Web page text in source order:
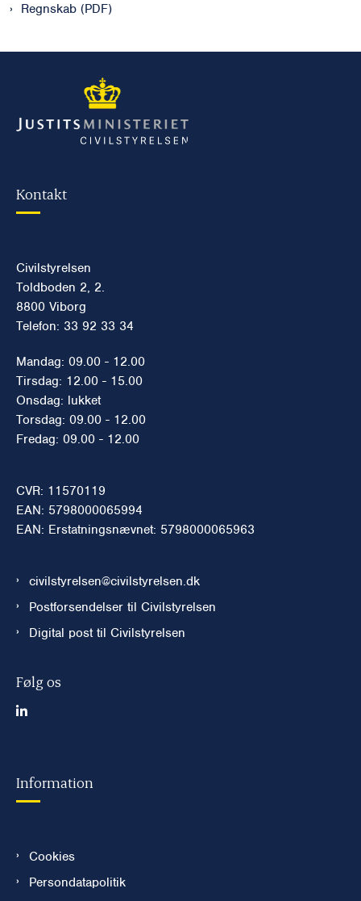
Regnskab (PDF)
Kontakt
Civilstyrelsen
Toldboden 2, 2.
8800 Viborg
Telefon: 33 92 33 34
Mandag: 09.00 - 12.00
Tirsdag: 12.00 - 15.00
Onsdag: lukket
Torsdag: 09.00 - 12.00
Fredag: 09.00 - 12.00
CVR: 11570119
EAN: 5798000065994
EAN: Erstatningsnævnet: 5798000065963
civilstyrelsen@civilstyrelsen.dk
Postforsendelser til Civilstyrelsen
Digital post til Civilstyrelsen
Følg os
Information
Cookies
Persondatapolitik